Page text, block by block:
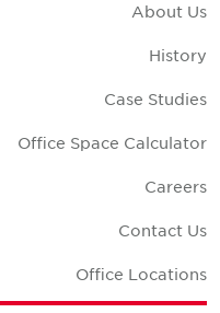
About Us
History
Case Studies
Office Space Calculator
Careers
Contact Us
Office Locations